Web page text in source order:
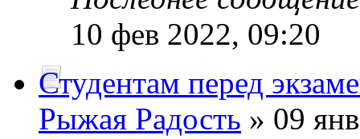
10 фев 2022, 09:20
Студентам перед
Рыжая Радость » 09